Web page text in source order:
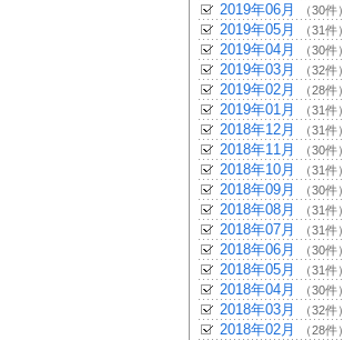
2019年06月 （30件）
2019年05月 （31件）
2019年04月 （30件）
2019年03月 （32件）
2019年02月 （28件）
2019年01月 （31件）
2018年12月 （31件）
2018年11月 （30件）
2018年10月 （31件）
2018年09月 （30件）
2018年08月 （31件）
2018年07月 （31件）
2018年06月 （30件）
2018年05月 （31件）
2018年04月 （30件）
2018年03月 （32件）
2018年02月 （28件）